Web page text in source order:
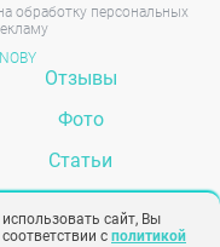
обработку персональных
Отзывы
Фото
Статьи
сайт, Вы
соответствии с политикой